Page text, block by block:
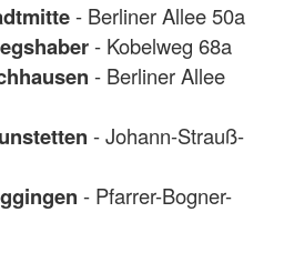
- Berliner Allee 50a
- Kobelweg 68a
- Berliner Allee
- Johann-Strauß-
- Pfarrer-Bogner-